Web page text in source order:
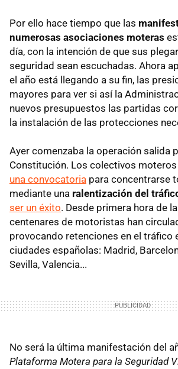
Por ello hace tiempo que las
numerosas asociaciones moteras
día, con la intención de que sus
seguridad sean escuchadas. Ahora
el año está llegando a su fin, las
mayores para ver si así la
nuevos presupuestos las partidas
la instalación de las protecciones
Ayer comenzaba la operación salida
Constitución. Los colectivos moteros
una convocatoria para concentrarse
mediante una ralentización del
ser un éxito. Desde primera hora de
centenares de motoristas han
provocando retenciones en el tráfico
ciudades españolas: Madrid,
Sevilla, Valencia...
No será la última manifestación del
Plataforma Motera para la Seguridad